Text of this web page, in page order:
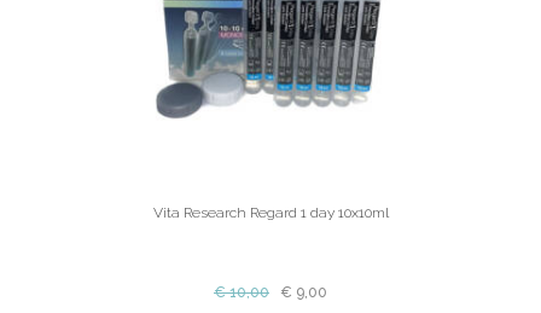
Vita Research Regard 1 day 10x10ml
€10,00 € 9,00